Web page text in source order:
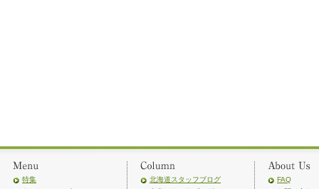
特集
北海道スタッフブログ
FAQ